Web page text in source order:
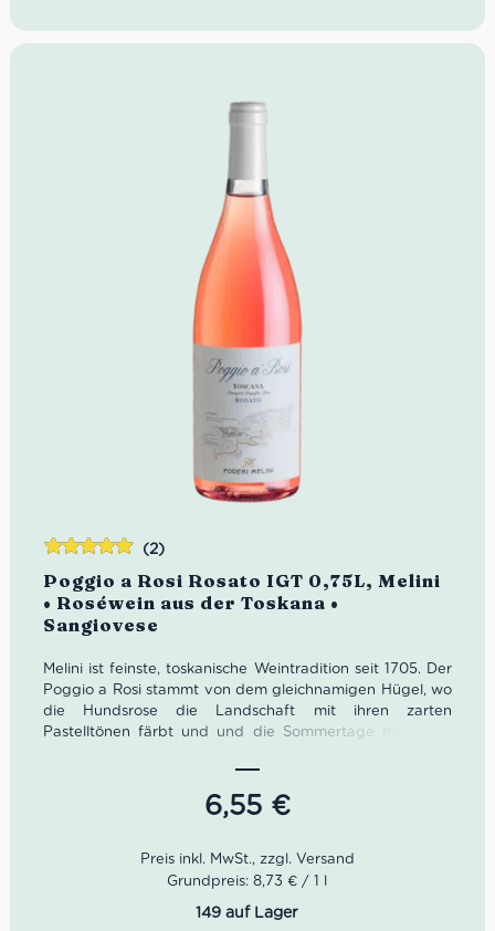
Poggio a Rosi Rosato IGT 0,75L, Melini
• Roséwein aus der Toskana •
Sangiovese
(2)
Melini ist feinste, toskanische Weintradition seit 1705. Der
Poggio a Rosistammt von dem gleichnamigen Hügel, wo
die Hundsrose die Landschaft mit ihren zarten
Pastelltönen färbt und und die Sommertage mit ihrem
eines der größten Weingüter der Toskana. Neben 80%
Sangiovese sind auch französische Sorten wie Cabernet
Sauvignon und Merlot in den Weingärten zu finden.
Farbe: Helles, leuchtendes Rosa.
Geruch: Aromen von Wildrosen, Beeren und
Geschmack: Delikat, nicht zu kurz, mit einem
6,55 €
Bewertet
mit 5.00von
5
Grundpreis: 8,73 € / 1 l
149 auf Lager